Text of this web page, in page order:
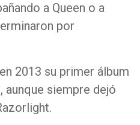
a Queen o a
por
2013 su primer álbum
aunque siempre dejó